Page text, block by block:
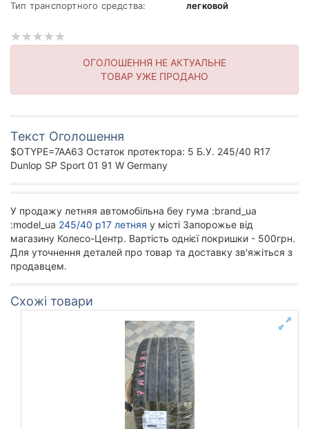
Тип транспортного средства:
легковой
ОГОЛОШЕННЯ НЕ АКТУАЛЬНЕ
ТОВАР УЖЕ ПРОДАНО
Текст Оголошення
$OTYPE=7AA63 Остаток протектора: 5 Б.У. 245/40 R17
Dunlop SP Sport 01 91 W Germany
У продажу летняя автомобільна беу гума :brand_ua
:model_ua 245/40 р17 летняя у місті Запорожье від
магазину Колесо-Центр. Вартість однієї покришки - 500грн.
Для уточнення деталей про товар та доставку зв'яжіться з
продавцем.
Схожі товари